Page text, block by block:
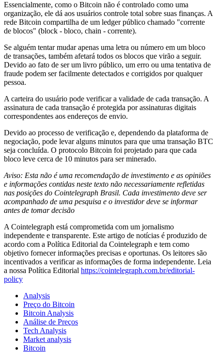
Essencialmente, como o Bitcoin não é controlado como uma
organização, ele dá aos usuários controle total sobre suas finanças. A
rede Bitcoin compartilha de um ledger público chamado "corrente
de blocos" (block - bloco, chain - corrente).
Se alguém tentar mudar apenas uma letra ou número em um bloco
de transações, também afetará todos os blocos que virão a seguir.
Devido ao fato de ser um livro público, um erro ou uma tentativa de
fraude podem ser facilmente detectados e corrigidos por qualquer
pessoa.
A carteira do usuário pode verificar a validade de cada transação. A
assinatura de cada transação é protegida por assinaturas digitais
correspondentes aos endereços de envio.
Devido ao processo de verificação e, dependendo da plataforma de
negociação, pode levar alguns minutos para que uma transação BTC
seja concluída. O protocolo Bitcoin foi projetado para que cada
bloco leve cerca de 10 minutos para ser minerado.
Aviso: Esta não é uma recomendação de investimento e as opiniões
e informações contidas neste texto não necessariamente refletidas
nas posições do Cointelegraph Brasil. Cada investimento deve ser
acompanhado de uma pesquisa e o investidor deve se informar
antes de tomar decisão
A Cointelegraph está comprometida com um jornalismo
independente e transparente. Este artigo de notícias é produzido de
acordo com a Política Editorial da Cointelegraph e tem como
objetivo fornecer informações precisas e oportunas. Os leitores são
incentivados a verificar as informações de forma independente. Leia
a nossa Política Editorial https://cointelegraph.com.br/editorial-
policy
Analysis
Preço do Bitcoin
Bitcoin Analysis
Análise de Preços
Tech Analysis
Market analysis
Bitcoin